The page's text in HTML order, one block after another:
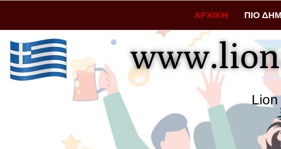
ΑΡΧΙΚΗ ΠΙΟ
Lion and